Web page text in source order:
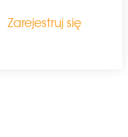
Zarejestruj się